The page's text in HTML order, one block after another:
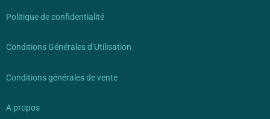
Politique de confidentialité
Conditions Générales d’Utilisation
Conditions générales de vente
A propos